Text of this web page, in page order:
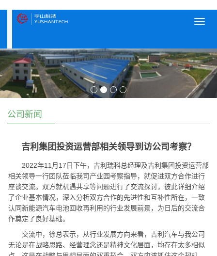
公司新闻
吉利集团投资运营部相关领导到访公司考察？
2022年11月17日下午，吉利瑞科总经理及吉利集团投资运营部
相关领导一行团队莅临我司产业园考察指导，就促进双方合作进行
座谈交流。双方就机遇共享等问题进行了交流探讨，彼此详细介绍
了企业基本情况，深入分析双方合作的先进性和互补性所在，一致
认同新能源汽车电池回收再利用的行业发展前景，为日后的交流合
作奠定了良好基础。
交流中，徐总表示，从行业发展方向来看，吉利汽车与我公司
无论是在战略思路、经营理念还是精神文化层面，均存在太多相似